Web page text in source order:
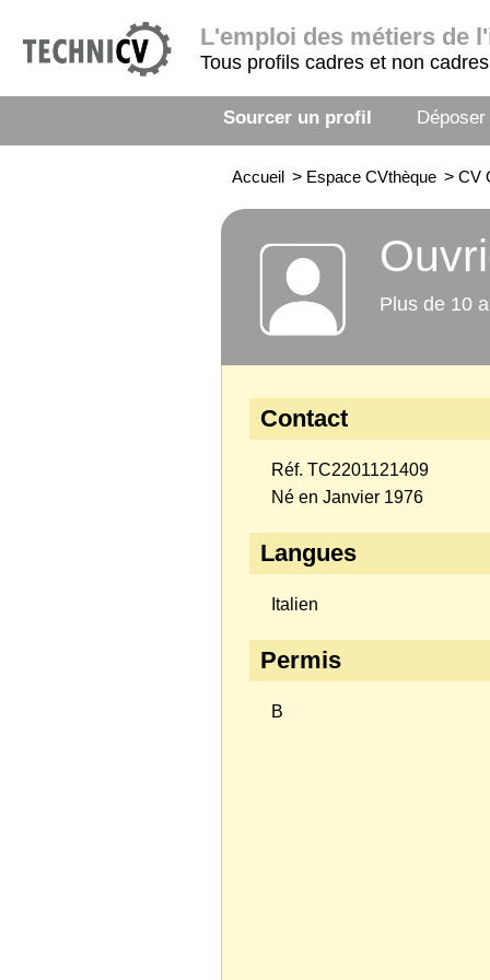
L'emploi des métiers de
Tous profils cadres et non cadres
Sourcer un profil
Accueil > Espace CVthèque > CV
Plus de 10
Contact
Réf. TC2201121409
Né en Janvier 1976
Langues
Italien
Permis
B